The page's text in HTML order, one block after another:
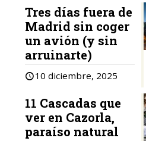
Tres días fuera de
Madrid sin coger
un avión (y sin
arruinarte)
10 diciembre, 2025
11 Cascadas que
ver en Cazorla,
paraíso natural